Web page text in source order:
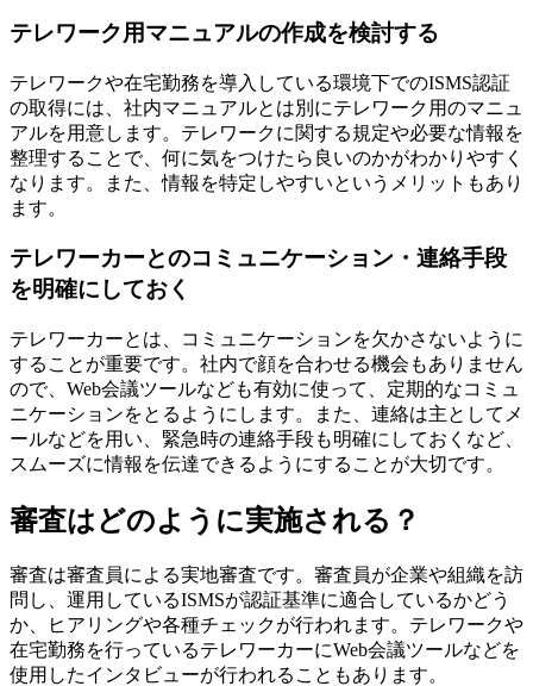
テレワーク用マニュアルの作成を検討する
テレワークや在宅勤務を導入している環境下でのISMS認証
の取得には、社内マニュアルとは別にテレワーク用のマニュ
アルを用意します。テレワークに関する規定や必要な情報を
整理することで、何に気をつけたら良いのかがわかりやすく
なります。また、情報を特定しやすいというメリットもあり
ます。
テレワーカーとのコミュニケーション・連絡手段
を明確にしておく
テレワーカーとは、コミュニケーションを欠かさないように
することが重要です。社内で顔を合わせる機会もありません
ので、Web会議ツールなども有効に使って、定期的なコミュ
ニケーションをとるようにします。また、連絡は主としてメ
ールなどを用い、緊急時の連絡手段も明確にしておくなど、
スムーズに情報を伝達できるようにすることが大切です。
審査はどのように実施される？
審査は審査員による実地審査です。審査員が企業や組織を訪
問し、運用しているISMSが認証基準に適合しているかどう
か、ヒアリングや各種チェックが行われます。テレワークや
在宅勤務を行っているテレワーカーにWeb会議ツールなどを
使用したインタビューが行われることもあります。